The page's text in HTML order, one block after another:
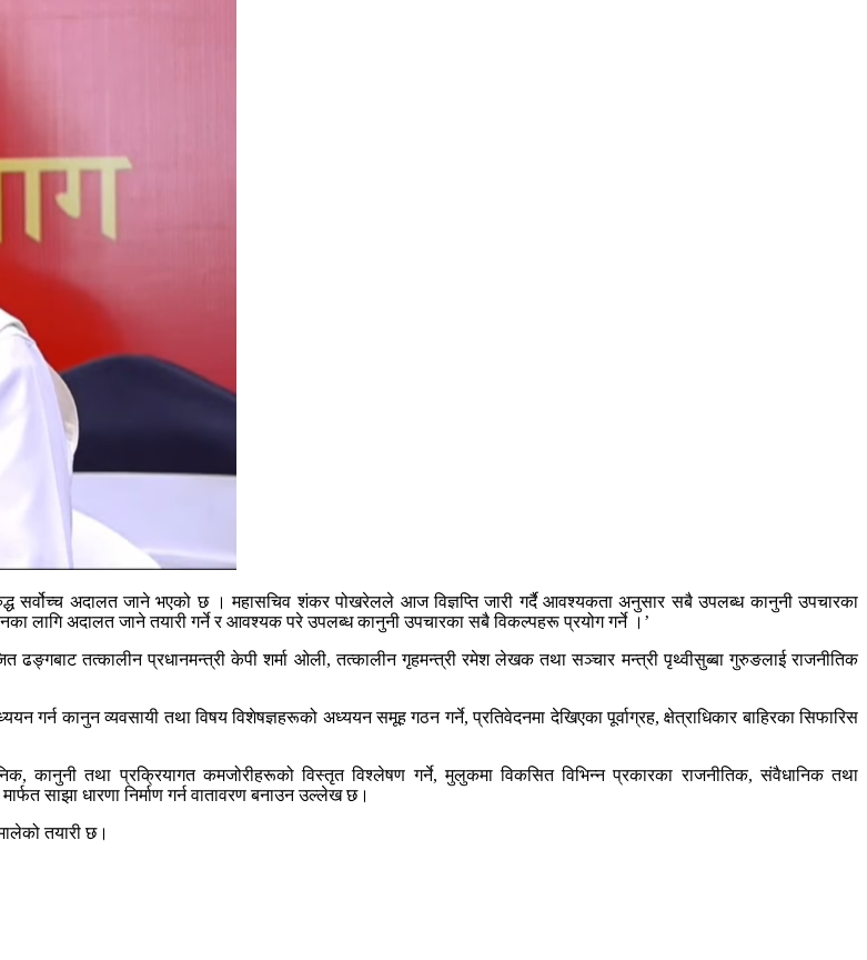
सर्वोच्च अदालत जाने भएको छ । महासचिव शंकर पोखरेलले आज विज्ञप्ति जारी गर्दै आवश्यकता अनुसार सबै उपलब्ध कानुनी उपचारका
लागि अदालत जाने तयारी गर्ने र आवश्यक परे उपलब्ध कानुनी उपचारका सबै विकल्पहरू प्रयोग गर्ने ।’
ढङ्गबाट तत्कालीन प्रधानमन्त्री केपी शर्मा ओली, तत्कालीन गृहमन्त्री रमेश लेखक तथा सञ्चार मन्त्री पृथ्वीसुब्बा गुरुङलाई राजनीतिक
गर्न कानुन व्यवसायी तथा विषय विशेषज्ञहरूको अध्ययन समूह गठन गर्ने, प्रतिवेदनमा देखिएका पूर्वाग्रह, क्षेत्राधिकार बाहिरका सिफारिस
कानुनी तथा प्रक्रियागत कमजोरीहरूको विस्तृत विश्लेषण गर्ने, मुलुकमा विकसित विभिन्न प्रकारका राजनीतिक, संवैधानिक तथा
साझा धारणा निर्माण गर्न वातावरण बनाउन उल्लेख छ।
तयारी छ।